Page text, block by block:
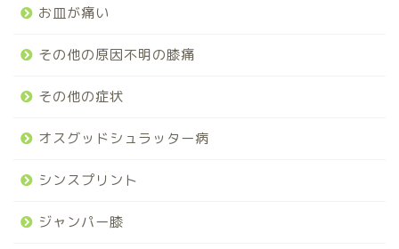
お皿が痛い
その他の原因不明の膝痛
その他の症状
オスグッドシュラッター病
シンスプリント
ジャンパー膝